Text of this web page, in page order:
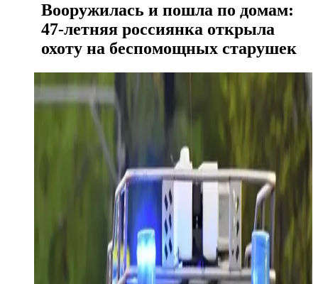
Вооружилась и пошла по домам:
47-летняя россиянка открыла
охоту на беспомощных старушек